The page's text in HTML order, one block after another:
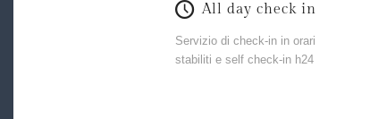
All day check in
Servizio di check-in in orari
stabiliti e self check-in h24